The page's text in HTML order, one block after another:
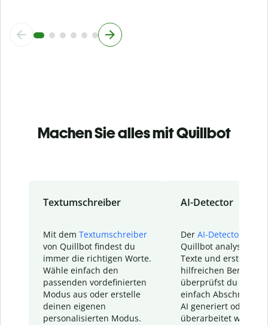
Machen Sie alles mit Quillbot
Textumschreiber
Mit dem Textumschreiber
von Quillbot findest du
immer die richtigen Worte.
Wähle einfach den
passenden vordefinierten
Modus aus oder erstelle
deinen eigenen
personalisierten Modus.
AI-Detector
Der AI-Detector
Quillbot analysiert
Texte und erstellt
hilfreichen Bericht.
überprüfst du
einfach Abschnitte,
AI generiert oder
überarbeitet wurden.